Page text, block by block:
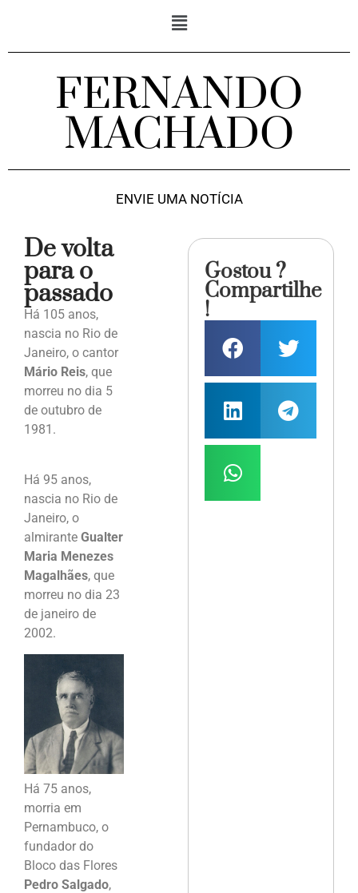
FERNANDO
MACHADO
ENVIE UMA NOTÍCIA
De volta
para o
passado
Há 105 anos,
nascia no Rio de
Janeiro, o cantor
Mário Reis, que
morreu no dia 5
de outubro de
1981.
Há 95 anos,
nascia no Rio de
Janeiro, o
almirante Gualter
Maria Menezes
Magalhães, que
morreu no dia 23
de janeiro de
2002.
Há 75 anos,
morria em
Pernambuco, o
fundador do
Bloco das Flores
Pedro Salgado,
Gostou ?
Compartilhe
!